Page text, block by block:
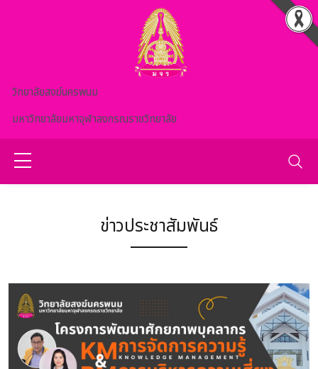
วิทยาลัยสงฆ์นครพนม
มหาวิทยาลัยมหาจุฬาลงกรณราชวิทยาลัย
ข่าวประชาสัมพันธ์